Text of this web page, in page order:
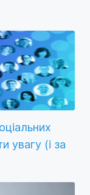
увагу (і за